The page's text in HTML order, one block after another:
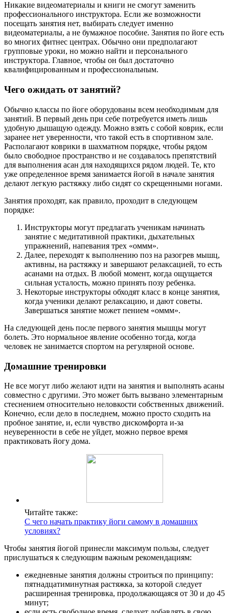
Никакие видеоматериалы и книги не смогут заменить
профессионального инструктора. Если же возможности
посещать занятия нет, выбирать следует именно
видеоматериалы, а не бумажное пособие. Занятия по йоге есть
во многих фитнес центрах. Обычно они предполагают
групповые уроки, но можно найти и персонального
инструктора. Главное, чтобы он был достаточно
квалифицированным и профессиональным.
Чего ожидать от занятий?
Обычно классы по йоге оборудованы всем необходимым для
занятий. В первый день при себе потребуется иметь лишь
удобную дышащую одежду. Можно взять с собой коврик, если
заранее нет уверенности, что такой есть в спортивном зале.
Располагают коврики в шахматном порядке, чтобы рядом
было свободное пространство и не создавалось препятствий
для выполнения асан для находящихся рядом людей. Те, кто
уже определенное время занимается йогой в начале занятия
делают легкую растяжку либо сидят со скрещенными ногами.
Занятия проходят, как правило, проходит в следующем
порядке:
Инструкторы могут предлагать ученикам начинать
занятие с медитативной практики, дыхательных
упражнений, напевания трех «оммм».
Далее, переходят к выполнению поз на разогрев мышц,
активны, на растяжку и завершают релаксацией, то есть
асанами на отдых. В любой момент, когда ощущается
сильная усталость, можно принять позу ребенка.
Некоторые инструкторы обходят класс в конце занятия,
когда ученики делают релаксацию, и дают советы.
Завершаться занятие может пением «оммм».
На следующей день после первого занятия мышцы могут
болеть. Это нормальное явление особенно тогда, когда
человек не занимается спортом на регулярной основе.
Домашние тренировки
Не все могут либо желают идти на занятия и выполнять асаны
совместно с другими. Это может быть вызвано элементарным
стеснением относительно неловкости собственных движений.
Конечно, если дело в последнем, можно просто сходить на
пробное занятие, и, если чувство дискомфорта и-за
неуверенности в себе не уйдет, можно первое время
практиковать йогу дома.
Читайте также:
С чего начать практику йоги самому в домашних
условиях?
Чтобы занятия йогой принесли максимум пользы, следует
прислушаться к следующим важным рекомендациям:
ежедневные занятия должны строиться по принципу:
пятнадцатиминутная растяжка, за которой следует
расширенная тренировка, продолжающаяся от 30 и до 45
минут;